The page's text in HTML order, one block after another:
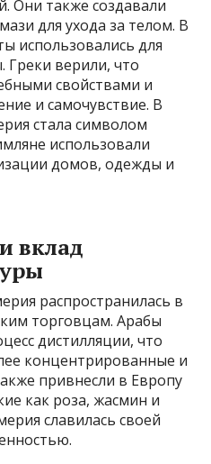
Они также создавали
для ухода за телом. В
использовались для
Греки верили, что
свойствами и
и самочувствие. В
стала символом
использовали
домов, одежды и
вклад
распространилась в
торговцам. Арабы
дистилляции, что
концентрированные и
привнесли в Европу
как роза, жасмин и
славилась своей